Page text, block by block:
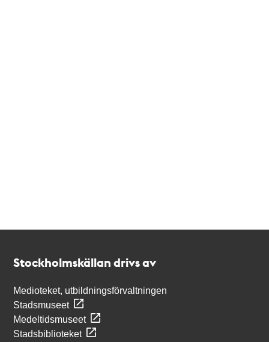
Stockholmskällan drivs av
Medioteket, utbildningsförvaltningen
Stadsmuseet
Medeltidsmuseet
Stadsbiblioteket